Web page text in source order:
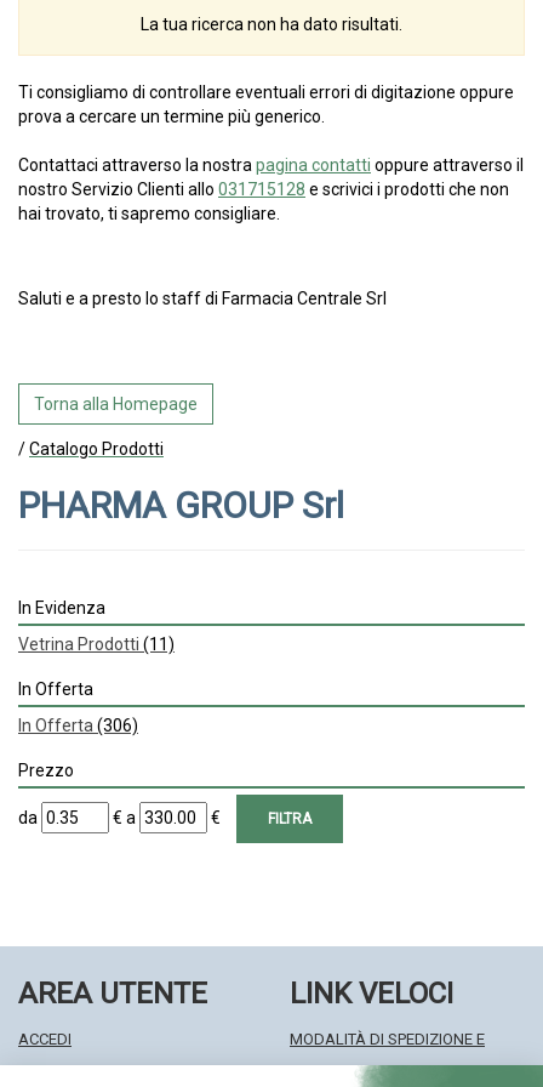
La tua ricerca non ha dato risultati.
Ti consigliamo di controllare eventuali errori di digitazione oppure
prova a cercare un termine più generico.
Contattaci attraverso la nostra pagina contatti oppure attraverso il
nostro Servizio Clienti allo 031715128 e scrivici i prodotti che non
hai trovato, ti sapremo consigliare.
Saluti e a presto lo staff di Farmacia Centrale Srl
Torna alla Homepage
/Catalogo Prodotti
PHARMA GROUP Srl
In Evidenza
Vetrina Prodotti (11)
In Offerta
In Offerta (306)
Prezzo
filtra
da
da €
filtra
a
a €
AREA UTENTE
ACCEDI
LINK VELOCI
MODALITÀ DI SPEDIZIONE E